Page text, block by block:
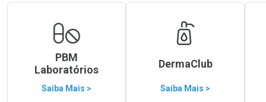
PBM
Laboratórios
Saiba Mais >
DermaClub
Saiba Mais >